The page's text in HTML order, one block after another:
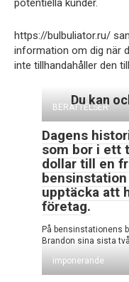
potentiella kunder.
https://bulbuliator.ru/
information om dig när
inte tillhandahåller den
Du kan
BERÄTTELSER
Dagens
som bor i ett
dollar till en
upptäcka att
företag.
På bensinstationens
Brandon sina sista
imponerande